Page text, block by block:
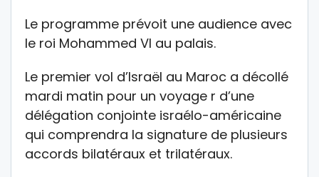
Le programme prévoit une audience avec
le roi Mohammed VI au palais.
Le premier vol d’Israël au Maroc a décollé
mardi matin pour un voyage r d’une
délégation conjointe israélo-américaine
qui comprendra la signature de plusieurs
accords bilatéraux et trilatéraux.